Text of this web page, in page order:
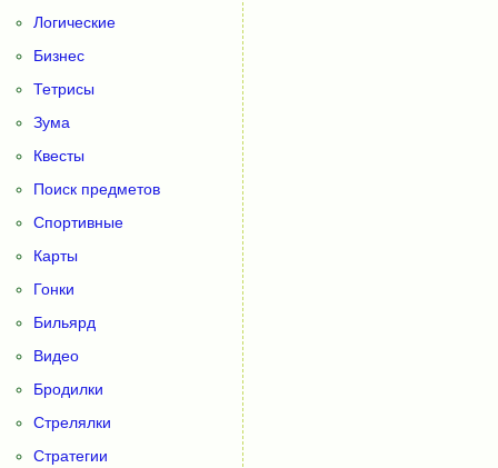
Логические
Бизнес
Тетрисы
Зума
Квесты
Поиск предметов
Спортивные
Карты
Гонки
Бильярд
Видео
Бродилки
Стрелялки
Стратегии